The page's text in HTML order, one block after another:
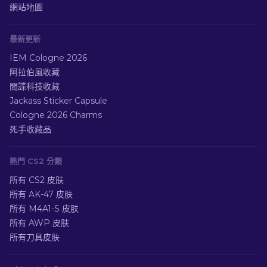
網站地圖
最新更新
IEM Cologne 2026
阿拉伯風收藏
間諜科技收藏
Jackass Sticker Capsule
Cologne 2026 Charms
死手收藏品
熱門 CS2 分類
所有 CS2 皮肤
所有 AK-47 皮肤
所有 M4A1-S 皮肤
所有 AWP 皮肤
所有刀具皮肤